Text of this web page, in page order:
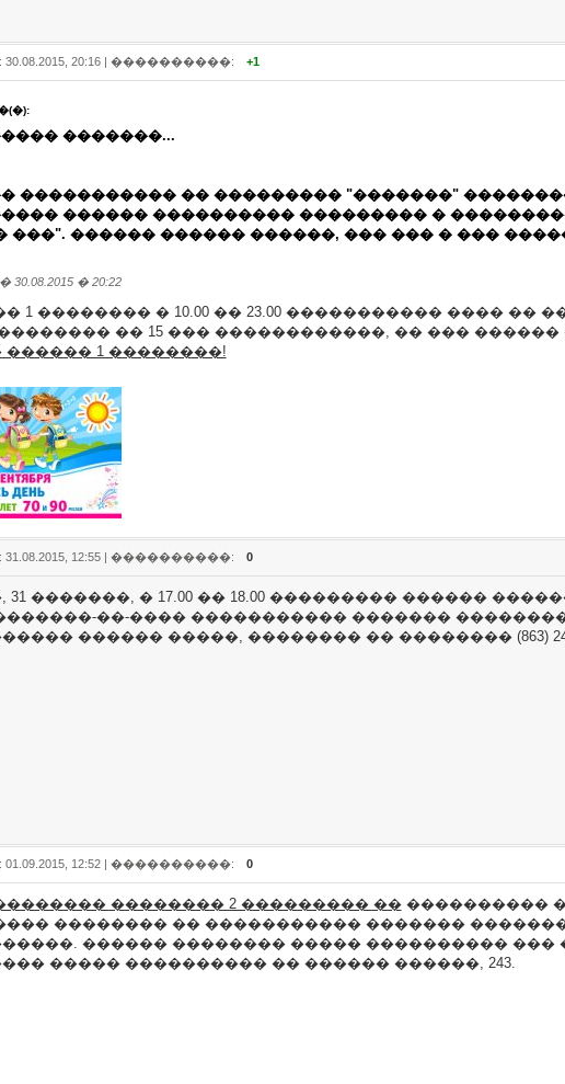
20:16 | ����������: +1
�������...
����������� �� ��������� "�������"
������ ���������� ��������� �
���". ������ ������ ������, ��� ��� � ���
� 20:22
1 �������� � 10.00 �� 23.00 ����������� ����
�� 15 ��� ������������, �� ��� ������ �
1 ��������!
12:55 | ����������: 0
31 �������, � 17.00 �� 18.00 ��������� ������
��-���� ����������� �������
������ �����, �������� �� �������� (863) 249-
12:52 | ����������: 0
�������� 2 ��������� ������������
�������� �� ����������� �������
������ �������� ����� ����������
����� ���������� �� ������ ������, 243.